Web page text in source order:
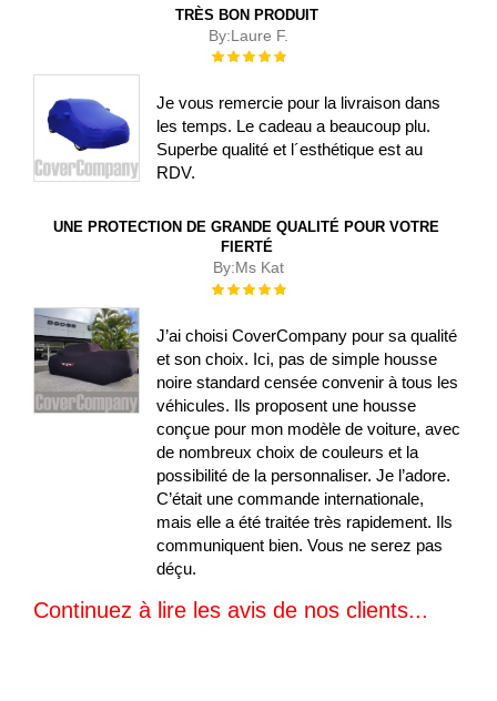
TRÈS BON PRODUIT
By:Laure F.
Évaluation :
Je vous remercie pour la livraison dans
les temps. Le cadeau a beaucoup plu.
Superbe qualité et l´esthétique est au
RDV.
UNE PROTECTION DE GRANDE QUALITÉ POUR VOTRE
FIERTÉ
By:Ms Kat
Évaluation :
J’ai choisi CoverCompany pour sa qualité
et son choix. Ici, pas de simple housse
noire standard censée convenir à tous les
véhicules. Ils proposent une housse
conçue pour mon modèle de voiture, avec
de nombreux choix de couleurs et la
possibilité de la personnaliser. Je l’adore.
C’était une commande internationale,
mais elle a été traitée très rapidement. Ils
communiquent bien. Vous ne serez pas
déçu.
Continuez à lire les avis de nos clients...